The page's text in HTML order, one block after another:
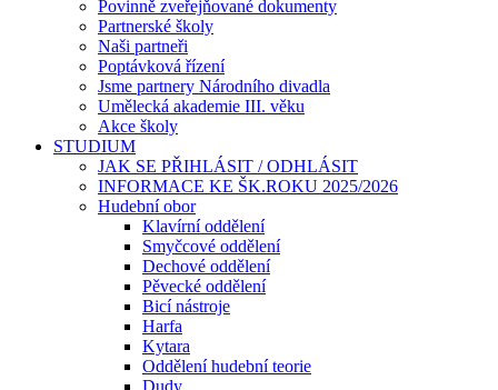
Povinně zveřejňované dokumenty
Partnerské školy
Naši partneři
Poptávková řízení
Jsme partnery Národního divadla
Umělecká akademie III. věku
Akce školy
STUDIUM
JAK SE PŘIHLÁSIT / ODHLÁSIT
INFORMACE KE ŠK.ROKU 2025/2026
Hudební obor
Klavírní oddělení
Smyčcové oddělení
Dechové oddělení
Pěvecké oddělení
Bicí nástroje
Harfa
Kytara
Oddělení hudební teorie
Dudy